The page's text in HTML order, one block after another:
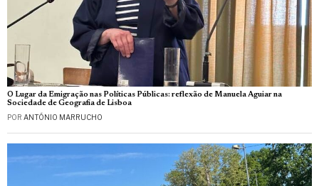
O Lugar da Emigração nas Políticas Públicas: reflexão de Manuela Aguiar na
Sociedade de Geografia de Lisboa
POR ANTÓNIO MARRUCHO